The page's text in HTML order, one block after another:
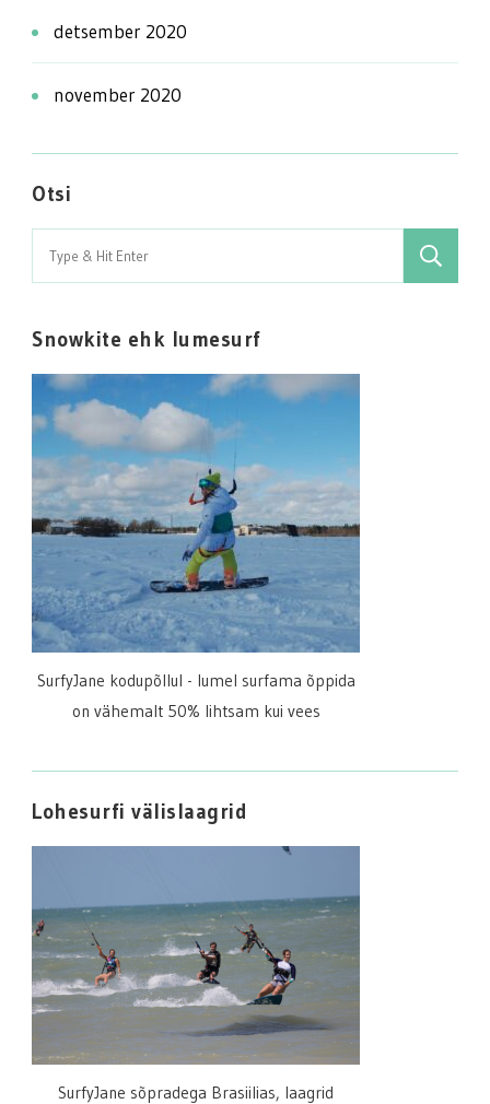
detsember 2020
november 2020
Otsi
for:
Snowkite ehk lumesurf
SurfyJane kodupõllul - lumel surfama õppida
on vähemalt 50% lihtsam kui vees
Lohesurfi välislaagrid
SurfyJane sõpradega Brasiilias, laagrid